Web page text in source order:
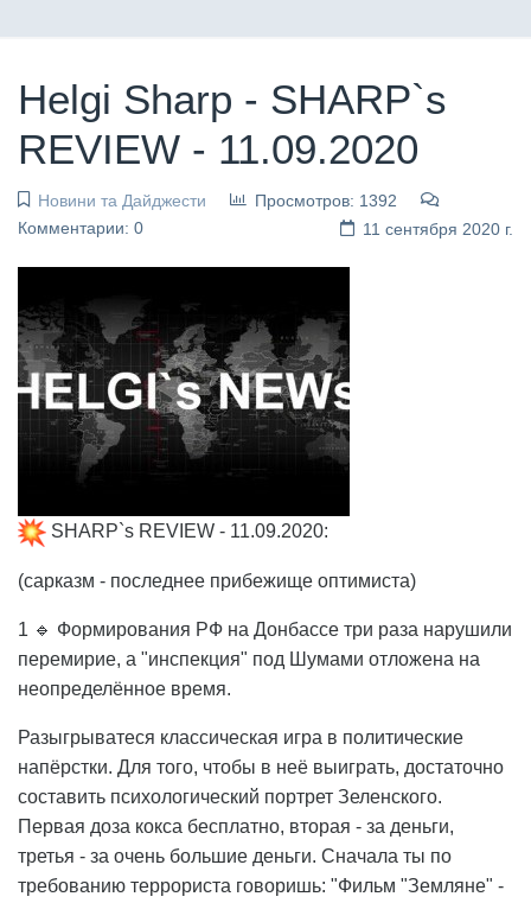
Helgi Sharp - SHARP`s
REVIEW - 11.09.2020
Новини та Дайджести
Просмотров: 1392
Комментарии: 0
11 сентября 2020 г.
SHARP`s REVIEW - 11.09.2020:
(сарказм - последнее прибежище оптимиста)
1 🔹 Формирования РФ на Донбассе три раза нарушили
перемирие, а "инспекция" под Шумами отложена на
неопределённое время.
Разыгрыватеся классическая игра в политические
напёрстки. Для того, чтобы в неё выиграть, достаточно
составить психологический портрет Зеленского.
Первая доза кокса бесплатно, вторая - за деньги,
третья - за очень большие деньги. Сначала ты по
требованию террориста говоришь: "Фильм "Земляне" -